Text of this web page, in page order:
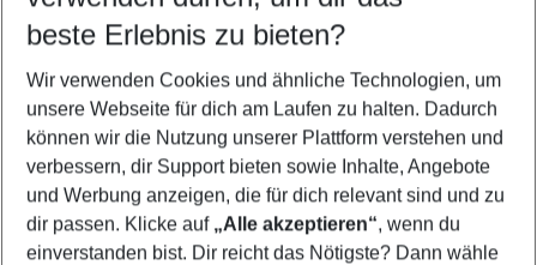
Flug & Hotel Sardinien
Last Minute Sardinien
Familienurlaub Sardinien
Frübucher Angebote Sardinien für 2026
Pauschalreisen Sardinien
beste Erlebnis zu bieten?
Wir verwenden Cookies und ähnliche Technologien, um
unsere Webseite für dich am Laufen zu halten. Dadurch
können wir die Nutzung unserer Plattform verstehen und
verbessern, dir Support bieten sowie Inhalte, Angebote
und Werbung anzeigen, die für dich relevant sind und zu
dir passen. Klicke auf „Alle akzeptieren“, wenn du
einverstanden bist. Dir reicht das Nötigste? Dann wähle